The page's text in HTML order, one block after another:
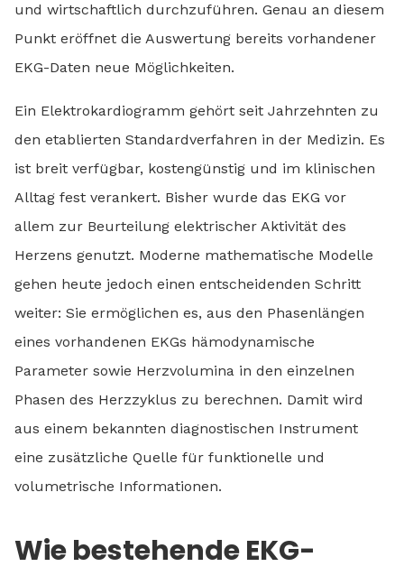
und wirtschaftlich durchzuführen. Genau an diesem
Punkt eröffnet die Auswertung bereits vorhandener
EKG-Daten neue Möglichkeiten.
Ein Elektrokardiogramm gehört seit Jahrzehnten zu
den etablierten Standardverfahren in der Medizin. Es
ist breit verfügbar, kostengünstig und im klinischen
Alltag fest verankert. Bisher wurde das EKG vor
allem zur Beurteilung elektrischer Aktivität des
Herzens genutzt. Moderne mathematische Modelle
gehen heute jedoch einen entscheidenden Schritt
weiter: Sie ermöglichen es, aus den Phasenlängen
eines vorhandenen EKGs hämodynamische
Parameter sowie Herzvolumina in den einzelnen
Phasen des Herzzyklus zu berechnen. Damit wird
aus einem bekannten diagnostischen Instrument
eine zusätzliche Quelle für funktionelle und
volumetrische Informationen.
Wie bestehende EKG-